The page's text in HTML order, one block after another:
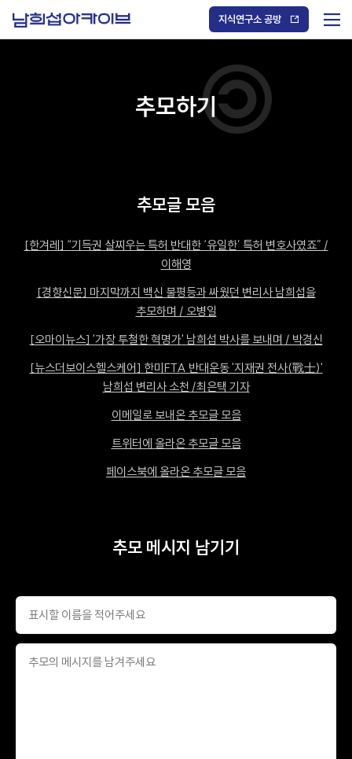
p
지식연구소 공방
메
추모하기
추모글 모음
[한겨레] “기득권 살찌우는 특허 반대한 ‘유일한’ 특허 변호사였죠” /
이해영
[경향신문] 마지막까지 백신 불평등과 싸웠던 변리사 남희섭을
추모하며 / 오병일
[오마이뉴스] '가장 투철한 혁명가' 남희섭 박사를 보내며 / 박경신
[뉴스더보이스헬스케어] 한미FTA 반대운동 '지재권 전사(戰士)'
남희섭 변리사 소천 /최은택 기자
이메일로 보내온 추모글 모음
트위터에 올라온 추모글 모음
페이스북에 올라온 추모글 모음
추모 메시지 남기기